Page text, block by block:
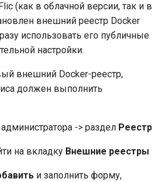
(как в облачной версии, так и в
внешний реестр Docker
использовать его публичные
настройки.
внешний Docker-реестр,
должен выполнить
-> раздел Реестр
на вкладку Внешние реестры
и заполнить форму,